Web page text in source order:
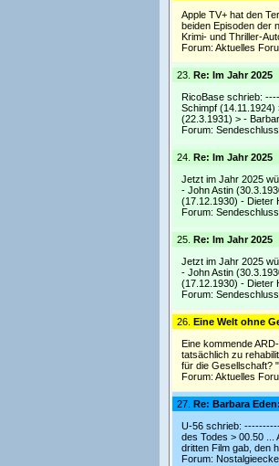
Apple TV+ hat den
beiden Episoden der
Krimi- und Thriller-
Forum: Aktuelles
23. Re: Im Jahr 2025
RicoBase schrieb:
Schimpf
(22.3.1931) > -
Forum:
24. Re: Im Jahr 2025
Jetzt im Jahr 2025
- John Astin
(17.12.1930) - Dieter
Forum:
25. Re: Im Jahr 2025
Jetzt im Jahr 2025
- John Astin
(17.12.1930) - Dieter
Forum:
26. Eine Welt ohne
Eine kommende
tatsächlich zu
für die Gesellschaft?
Forum: Aktuelles
27. Re: Barbara
U-56 schrieb:
des Todes > 00.50 ...
dritten Film gab, den
Forum: Nostalgieecke